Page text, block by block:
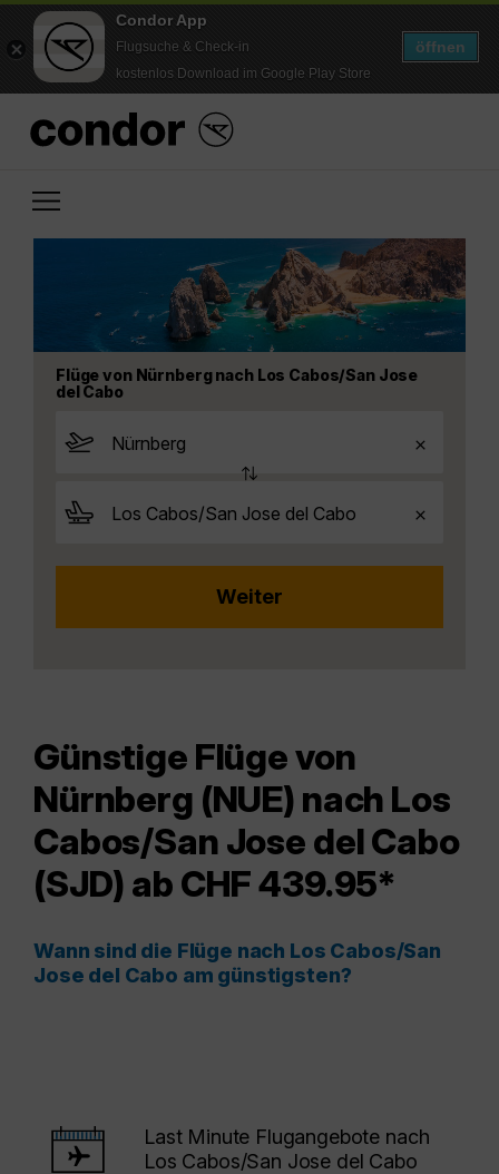
Condor App
Flugsuche & Check-in
kostenlos Download im Google Play Store
öffnen
Flüge von Nürnberg nach Los Cabos/San Jose
del Cabo
Günstige Flüge von
Nürnberg (NUE) nach Los
Cabos/San Jose del Cabo
(SJD) ab CHF 439.95*
Wann sind die Flüge nach Los Cabos/San
Jose del Cabo am günstigsten?
Last Minute Flugangebote nach
Los Cabos/San Jose del Cabo